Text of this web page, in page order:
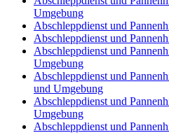
Umgebung
Abschleppdienst und
Abschleppdienst und
Abschleppdienst und
Umgebung
Abschleppdienst und
und Umgebung
Abschleppdienst und
Umgebung
Abschleppdienst und